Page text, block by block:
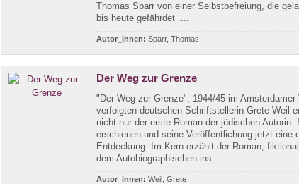
Thomas Sparr von einer Selbstbefreiung, die
bis heute gefährdet ....
Autor_innen:Sparr, Thomas
Der Weg zur Grenze
"Der Weg zur Grenze", 1944/45 im Amsterdamer
verfolgten deutschen Schriftstellerin Grete Weil
nicht nur der erste Roman der jüdischen Autorin.
erschienen und seine Veröffentlichung jetzt eine
Entdeckung. Im Kern erzählt der Roman,
dem Autobiographischen ins ....
Autor_innen:Weil, Grete